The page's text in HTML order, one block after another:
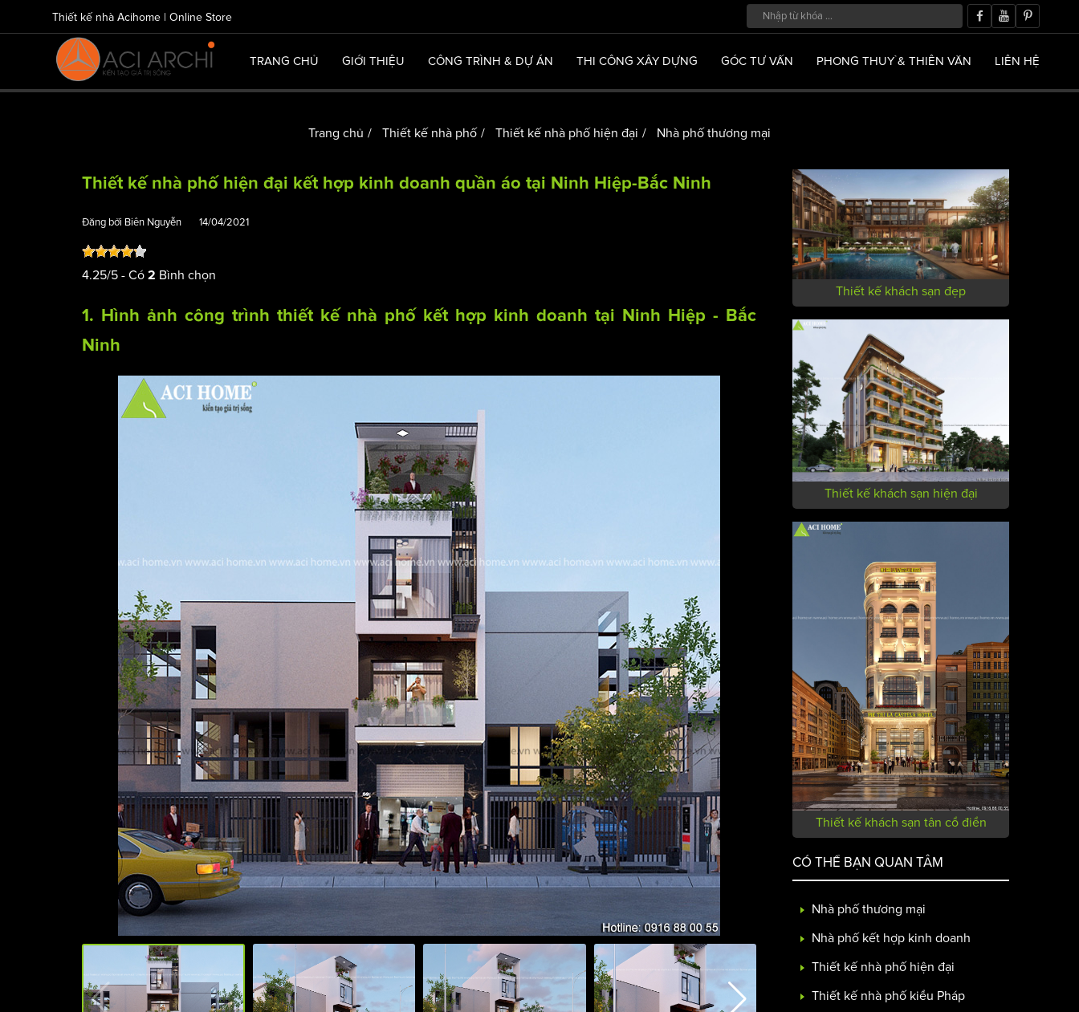
Thiết kế nhà Acihome | Online Store
TRANG CHỦ GIỚI THIỆU CÔNG TRÌNH & DỰ ÁN THI CÔNG XÂY DỰNG GÓC TƯ VẤN PHONG THUỶ & THIÊN VĂN LIÊN HỆ
Trang chủ Thiết kế nhà phố Thiết kế nhà phố hiện đại Nhà phố thương mại
Thiết kế nhà phố hiện đại kết hợp kinh doanh quần áo tại Ninh Hiệp-Bắc Ninh
Đăng bởi Biên Nguyễn 14/04/2021
4.25/5 - Có 2 Bình chọn
1. Hình ảnh công trình thiết kế nhà phố kết hợp kinh doanh tại Ninh Hiệp - Bắc
Ninh
Thiết kế khách sạn đẹp
Thiết kế khách sạn hiện đại
Thiết kế khách sạn tân cổ điển
CÓ THỂ BẠN QUAN TÂM
Nhà phố thương mại
Nhà phố kết hợp kinh doanh
Thiết kế nhà phố hiện đại
Thiết kế nhà phố kiểu Pháp